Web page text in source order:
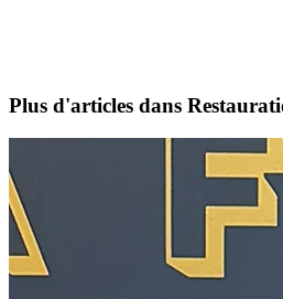
Plus d'articles dans